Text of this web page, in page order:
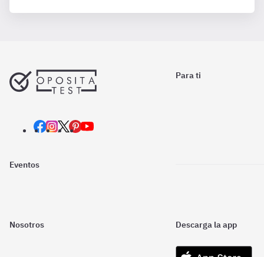
Para ti
Eventos
Nosotros Descarga la app